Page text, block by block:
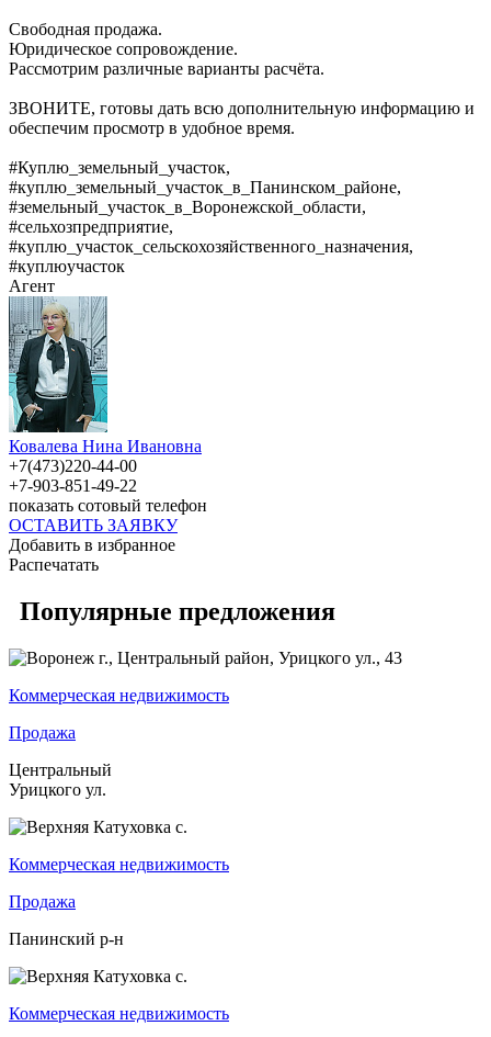
Свободная продажа.
Юридическое сопровождение.
Рассмотрим различные варианты расчёта.
ЗВОНИТЕ, готовы дать всю дополнительную информацию и
обеспечим просмотр в удобное время.
#Куплю_земельный_участок,
#куплю_земельный_участок_в_Панинском_районе,
#земельный_участок_в_Воронежской_области,
#сельхозпредприятие,
#куплю_участок_сельскохозяйственного_назначения,
#куплюучасток
Агент
Ковалева Нина Ивановна
+7(473)220-44-00
+7-903-851-49-22
показать сотовый телефон
ОСТАВИТЬ ЗАЯВКУ
Добавить в избранное
Распечатать
Популярные предложения
Коммерческая недвижимость
Продажа
Центральный
Урицкого ул.
Коммерческая недвижимость
Продажа
Панинский р-н
Коммерческая недвижимость